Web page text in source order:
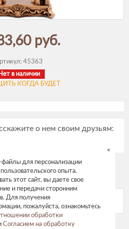
руб.
45363
Нет в наличии
КОГДА БУДЕТ
о нем своим друзьям:
для персонализации
опыта.
этот сайт, вы даете свое
и передачи сторонним
Для получения
пожалуйста, ознакомьтесь
обработки
Согласием на обработку
×